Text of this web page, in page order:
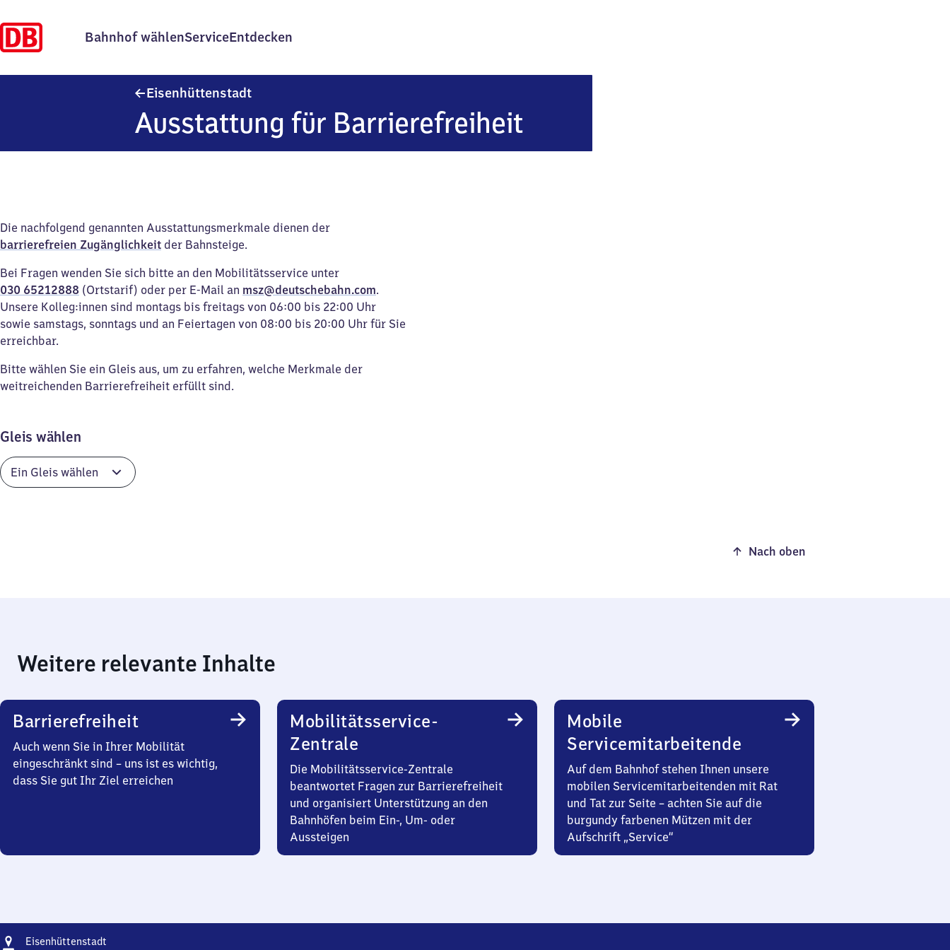
Bahnhof wählenServiceEntdecken
Eisenhüttenstadt
Ausstattung für Barrierefreiheit
Die nachfolgend genannten Ausstattungsmerkmale dienen der
barrierefreien Zugänglichkeit der Bahnsteige.
Bei Fragen wenden Sie sich bitte an den Mobilitätsservice unter
030 65212888 (Ortstarif) oder per E-Mail an msz@deutschebahn.com.
Unsere Kolleg:innen sind montags bis freitags von 06:00 bis 22:00 Uhr
sowie samstags, sonntags und an Feiertagen von 08:00 bis 20:00 Uhr für Sie
erreichbar.
Bitte wählen Sie ein Gleis aus, um zu erfahren, welche Merkmale der
weitreichenden Barrierefreiheit erfüllt sind.
Gleis wählen
Nach oben
Weitere relevante Inhalte
Barrierefreiheit
Auch wenn Sie in Ihrer Mobilität
eingeschränkt sind – uns ist es wichtig,
dass Sie gut Ihr Ziel erreichen
Mobilitätsservice-
Zentrale
Die Mobilitätsservice-Zentrale
beantwortet Fragen zur Barrierefreiheit
und organisiert Unterstützung an den
Bahnhöfen beim Ein-, Um- oder
Aussteigen
Mobile
Servicemitarbeitende
Auf dem Bahnhof stehen Ihnen unsere
mobilen Servicemitarbeitenden mit Rat
und Tat zur Seite – achten Sie auf die
burgundy farbenen Mützen mit der
Aufschrift „Service“
Adresse
Eisenhüttenstadt